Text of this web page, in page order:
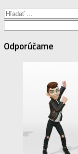
Hľadať:
Odporúčame